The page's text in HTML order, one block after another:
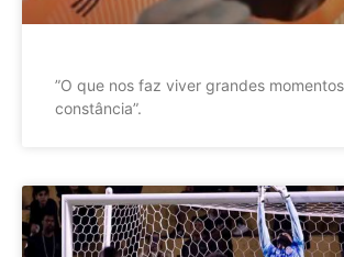
”O que nos faz viver grandes
constância”.